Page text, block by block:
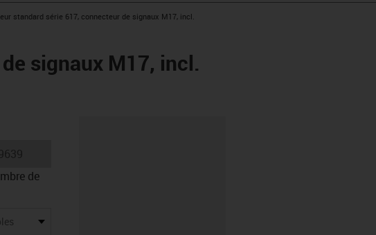
right
standard série 617, connecteur de signaux M17, incl.
signaux M17, incl.
dot
de